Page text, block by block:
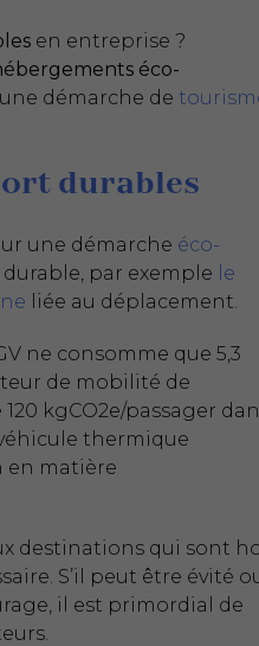
en entreprise ?
éco-
démarche de
durables
une démarche éco-
par exemple le
liée au déplacement.
ne consomme que 5,3
de mobilité de
kgCO2e/passager
thermique
en matière
destinations qui sont
S’il peut être évité
il est primordial de